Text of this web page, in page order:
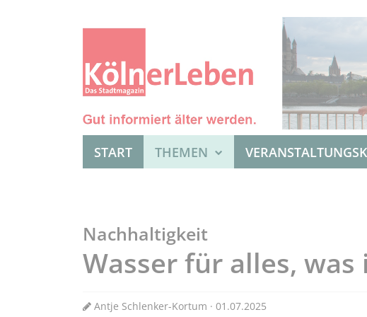
START THEMEN
Nachhaltigkeit
Wasser für alles,
Antje Schlenker-Kortum · 01.07.2025